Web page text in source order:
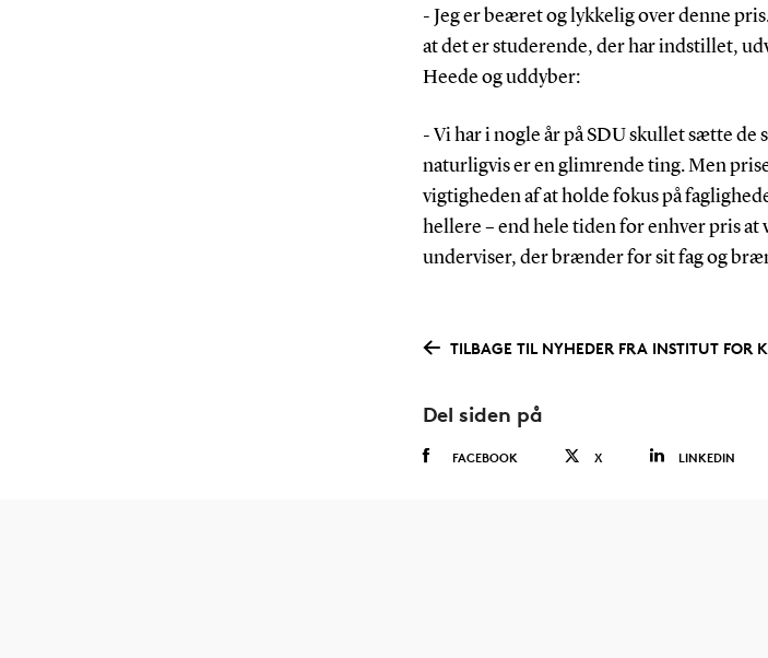
- Jeg er beæret og lykkelig over denne
at det er studerende, der har indstillet,
Heede og uddyber:
- Vi har i nogle år på SDU skullet sætte
naturligvis er en glimrende ting. Men
vigtigheden af at holde fokus på
hellere – end hele tiden for enhver pris
underviser, der brænder for sit fag og
TILBAGE TIL NYHEDER FRA INSTITUT FOR
Del siden på
FACEBOOK X LINKEDIN